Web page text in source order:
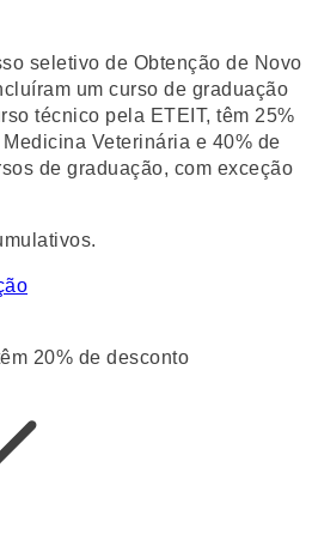
seletivo de Obtenção de Novo
um curso de graduação
técnico pela ETEIT, têm 25%
Veterinária e 40% de
de graduação, com exceção
20% de desconto